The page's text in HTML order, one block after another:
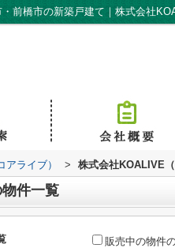
ライブ） > 株式会社KOALIVE
件一覧
販売中の物件